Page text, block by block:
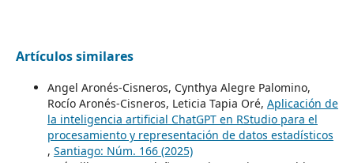
Artículos similares
Angel Aronés-Cisneros, Cynthya Alegre Palomino,
Rocío Aronés-Cisneros, Leticia Tapia Oré, Aplicación de
la inteligencia artificial ChatGPT en RStudio para el
procesamiento y representación de datos estadísticos
, Santiago: Núm. 166 (2025)